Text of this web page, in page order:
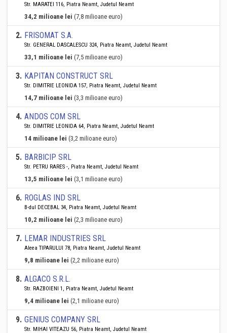
Str. MARATEI 116, Piatra Neamt, Judetul Neamt
34,2 milioane lei (7,8 milioane euro)
2. FRISOMAT S.A.
Str. GENERAL DASCALESCU 324, Piatra Neamt, Judetul Neamt
33,1 milioane lei (7,5 milioane euro)
3. KAPITAN CONSTRUCT SRL
Str. DIMITRIE LEONIDA 157, Piatra Neamt, Judetul Neamt
14,7 milioane lei (3,3 milioane euro)
4. ANDOS COM SRL
Str. DIMITRIE LEONIDA 64, Piatra Neamt, Judetul Neamt
14 milioane lei (3,2 milioane euro)
5. BARBICIP SRL
Str. PETRU RARES -, Piatra Neamt, Judetul Neamt
13,5 milioane lei (3,1 milioane euro)
6. ROGLAS IND SRL
B-dul DECEBAL 34, Piatra Neamt, Judetul Neamt
10,2 milioane lei (2,3 milioane euro)
7. LEMAR INDUSTRIES SRL
Aleea TIPARULUI 78, Piatra Neamt, Judetul Neamt
9,8 milioane lei (2,2 milioane euro)
8. ALGACO S.R.L.
Str. RAZBOIENI 1, Piatra Neamt, Judetul Neamt
9,4 milioane lei (2,1 milioane euro)
9. GENIUS COMPANY SRL
Str. MIHAI VITEAZU 56, Piatra Neamt, Judetul Neamt